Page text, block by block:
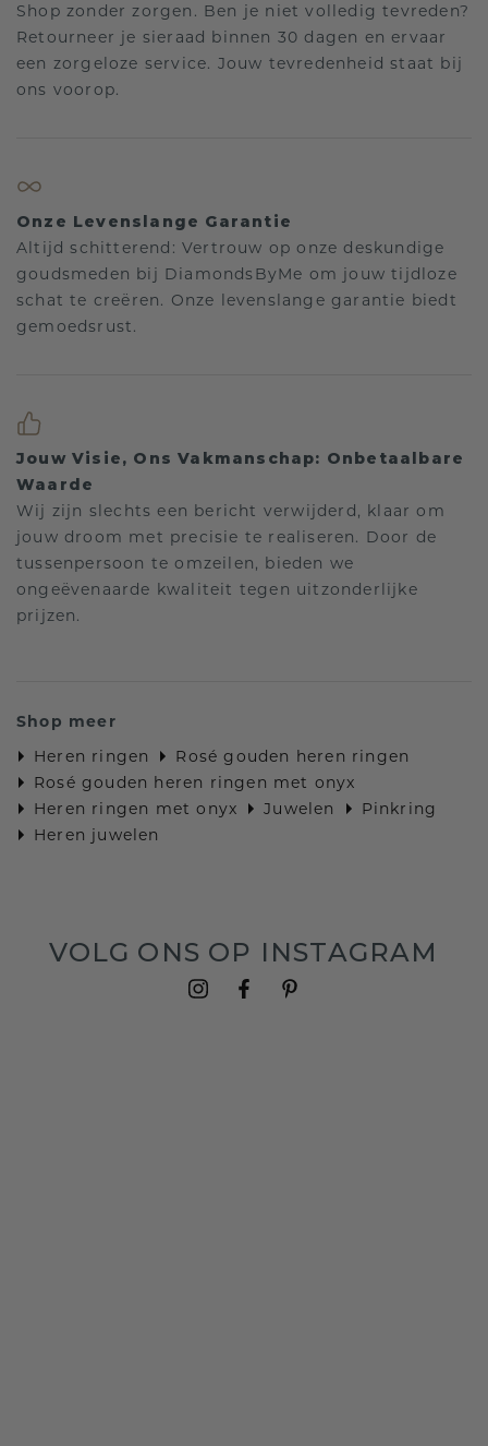
Shop zonder zorgen. Ben je niet volledig tevreden?
Retourneer je sieraad binnen 30 dagen en ervaar
een zorgeloze service. Jouw tevredenheid staat bij
ons voorop.
Onze Levenslange Garantie
Altijd schitterend: Vertrouw op onze deskundige
goudsmeden bij DiamondsByMe om jouw tijdloze
schat te creëren. Onze levenslange garantie biedt
gemoedsrust.
Jouw Visie, Ons Vakmanschap: Onbetaalbare
Waarde
Wij zijn slechts een bericht verwijderd, klaar om
jouw droom met precisie te realiseren. Door de
tussenpersoon te omzeilen, bieden we
ongeëvenaarde kwaliteit tegen uitzonderlijke
prijzen.
Shop meer
Heren ringen
Rosé gouden heren ringen
Rosé gouden heren ringen met onyx
Heren ringen met onyx
Juwelen
Pinkring
Heren juwelen
VOLG ONS OP INSTAGRAM